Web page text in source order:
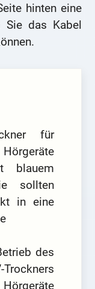
hinten eine
Sie das Kabel
für
blauem
sollten
in eine
des